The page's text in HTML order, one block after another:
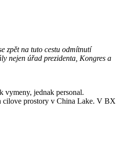
zpět na tuto cestu odmítnutí
nejen úřad prezidenta, Kongres a
vymeny, jednak personal.
cilove prostory v China Lake. V BX